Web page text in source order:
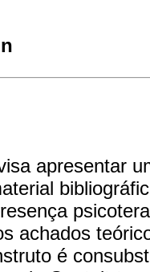
apresentar
achados
é